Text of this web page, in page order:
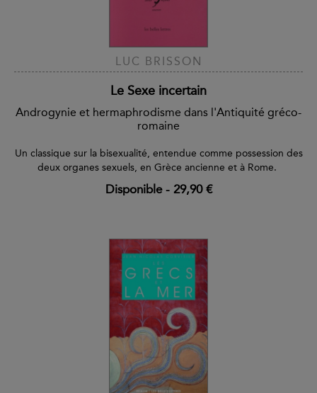
LUC BRISSON
Le Sexe incertain
Androgynie et hermaphrodisme dans l'Antiquité gréco-
romaine
Un classique sur la bisexualité, entendue comme possession des
deux organes sexuels, en Grèce ancienne et à Rome.
Disponible- 29,90 €